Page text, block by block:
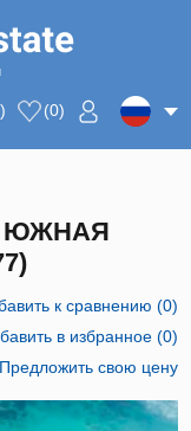
) (0)
ЮЖНАЯ
к сравнению (0)
в избранное(0)
Предложить свою цену